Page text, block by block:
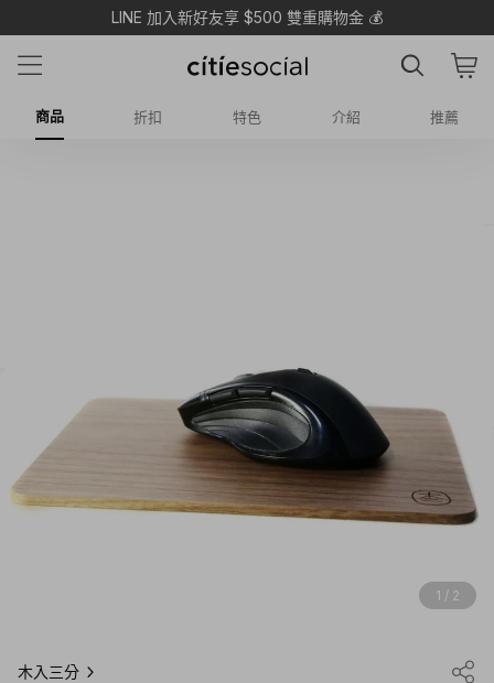
LINE 加入新好友享 $500 雙重購物金 💰
商品 折扣 特色 介紹 推薦
1 / 2
木入三分